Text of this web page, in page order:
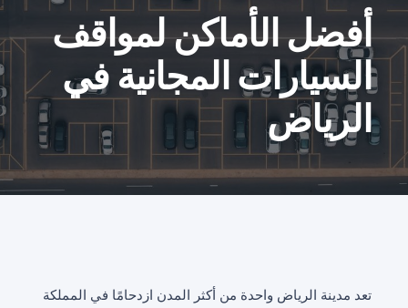
أفضل الأماكن لمواقف
السيارات المجانية في
الرياض
تعد مدينة الرياض واحدة من أكثر المدن ازدحامًا في المملكة